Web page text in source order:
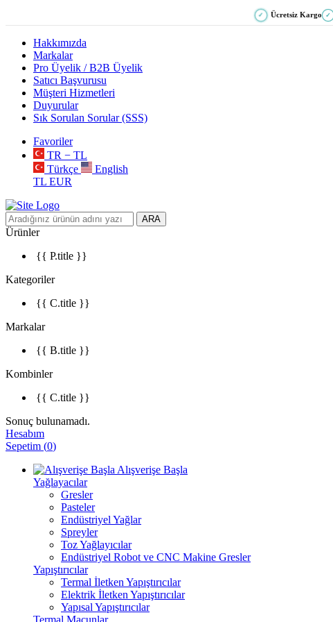
✓ Ücretsiz Kargo ✓
Hakkımızda
Markalar
Pro Üyelik / B2B Üyelik
Satıcı Başvurusu
Müşteri Hizmetleri
Duyurular
Sık Sorulan Sorular (SSS)
Favoriler
TR − TL
Türkçe
English
TL EUR
ARA
Ürünler
{{ P.title }}
Kategoriler
{{ C.title }}
Markalar
{{ B.title }}
Kombinler
{{ C.title }}
Sonuç bulunamadı.
Hesabım
Sepetim (0)
Alışverişe Başla
Yağlayacılar
Gresler
Pasteler
Endüstriyel Yağlar
Spreyler
Toz Yağlayıcılar
Endüstriyel Robot ve CNC Makine Gresler
Yapıştırıcılar
Termal İletken Yapıştırıcılar
Elektrik İletken Yapıştırıcılar
Yapısal Yapıştırıcılar
Termal Macunlar